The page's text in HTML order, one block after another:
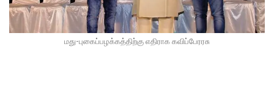
மது-புகைப்பழக்கத்திற்கு எதிராக கவிப்பேரரசு